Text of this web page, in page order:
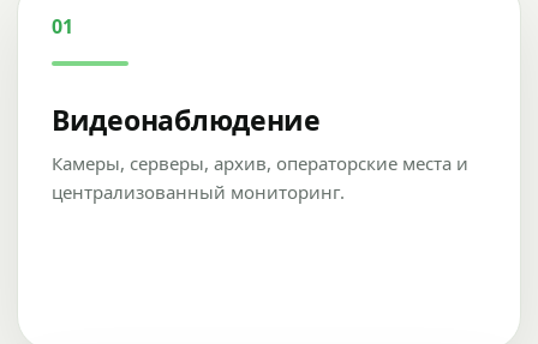
01
Видеонаблюдение
Камеры, серверы, архив, операторские места и
централизованный мониторинг.